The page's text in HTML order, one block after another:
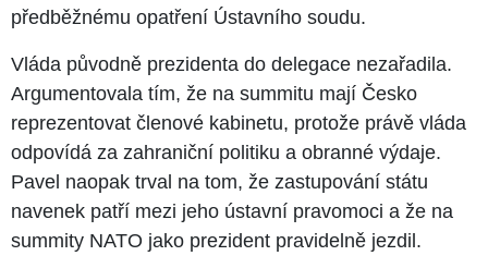
předběžnému opatření Ústavního soudu.
Vláda původně prezidenta do delegace nezařadila.
Argumentovala tím, že na summitu mají Česko
reprezentovat členové kabinetu, protože právě vláda
odpovídá za zahraniční politiku a obranné výdaje.
Pavel naopak trval na tom, že zastupování státu
navenek patří mezi jeho ústavní pravomoci a že na
summity NATO jako prezident pravidelně jezdil.